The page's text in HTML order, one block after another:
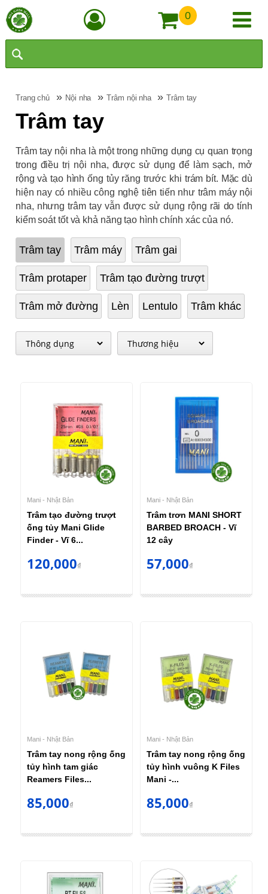
0
Trang chủ » Nội nha »Trâm nội nha »Trâm tay
Trâm tay
Trâm tay nội nha là một trong những dụng cụ quan trọng
trong điều trị nội nha, được sử dụng để làm sạch, mở
rộng và tạo hình ống tủy răng trước khi trám bít. Mặc dù
hiện nay có nhiều công nghệ tiên tiến như trâm máy nội
nha, nhưng trâm tay vẫn được sử dụng rộng rãi do tính
kiểm soát tốt và khả năng tạo hình chính xác của nó.
Trâm tay Trâm máy Trâm gai
Trâm protaper Trâm tạo đường trượt
Trâm mở đường Lèn Lentulo Trâm khác
Mani - Nhật Bản
Trâm tạo đường trượt
ống tủy Mani Glide
Finder - Vĩ 6...
120,000₫
Mani - Nhật Bản
Trâm trơn MANI SHORT
BARBED BROACH - Vĩ
12 cây
57,000₫
Mani - Nhật Bản
Trâm tay nong rộng ống
tủy hình tam giác
Reamers Files...
85,000₫
Mani - Nhật Bản
Trâm tay nong rộng ống
tủy hình vuông K Files
Mani -...
85,000₫